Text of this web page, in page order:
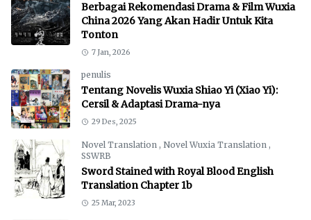
Berbagai Rekomendasi Drama & Film Wuxia
China 2026 Yang Akan Hadir Untuk Kita
Tonton
7 Jan, 2026
penulis
Tentang Novelis Wuxia Shiao Yi (Xiao Yi):
Cersil & Adaptasi Drama-nya
29 Des, 2025
Novel Translation , Novel Wuxia Translation ,
SSWRB
Sword Stained with Royal Blood English
Translation Chapter 1b
25 Mar, 2023